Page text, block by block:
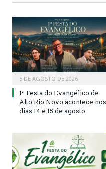
5 DE AGOSTO DE 2026
1ª Festa do Evangélico de
Alto Rio Novo acontece nos
dias 14 e 15 de agosto